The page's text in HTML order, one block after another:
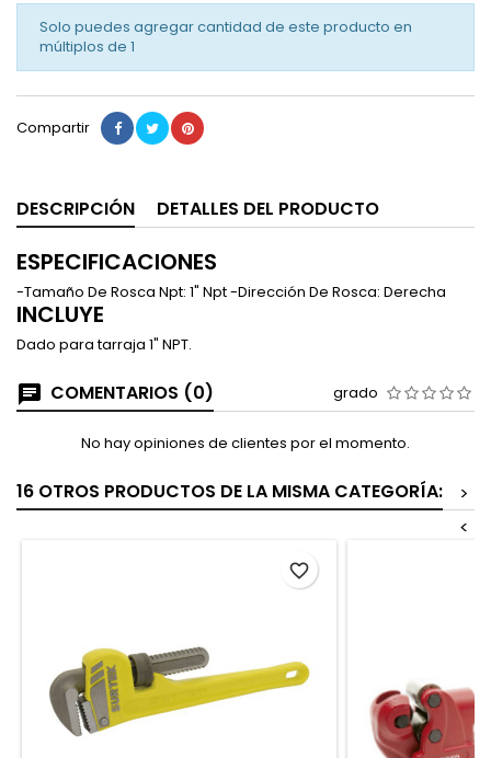
Solo puedes agregar cantidad de este producto en
múltiplos de 1
Compartir
DESCRIPCIÓN DETALLES DEL PRODUCTO
ESPECIFICACIONES
-Tamaño De Rosca Npt: 1" Npt -Dirección De Rosca: Derecha
INCLUYE
Dado para tarraja 1" NPT.
COMENTARIOS (0) grado
No hay opiniones de clientes por el momento.
16 OTROS PRODUCTOS DE LA MISMA CATEGORÍA:
>
<
favorite_border